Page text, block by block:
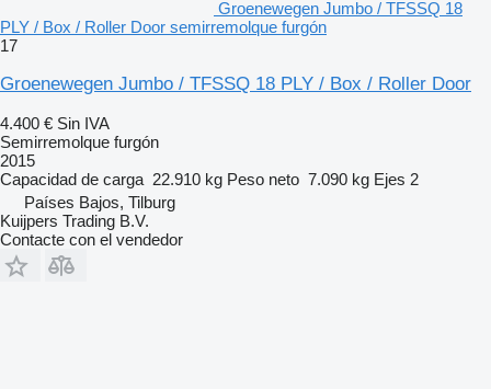
Groenewegen Jumbo / TFSSQ 18
PLY / Box / Roller Door semirremolque furgón
17
Groenewegen Jumbo / TFSSQ 18 PLY / Box / Roller Door
4.400 € Sin IVA
Semirremolque furgón
2015
Capacidad de carga 22.910 kg Peso neto 7.090 kg Ejes 2
Países Bajos, Tilburg
Kuijpers Trading B.V.
Contacte con el vendedor